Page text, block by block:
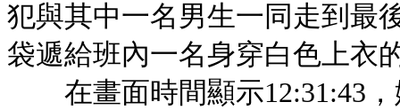
犯與其中一名男生一同走到最
袋遞給班內一名身穿白色上衣
在畫面時間顯示12:31:43，